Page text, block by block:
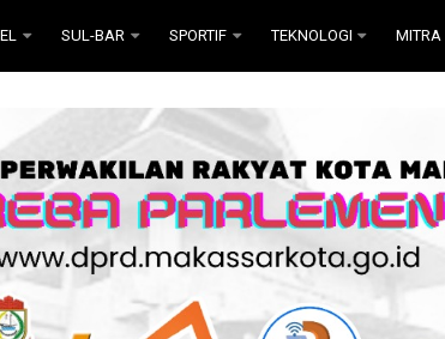
SUL-BAR SPORTIF TEKNOLOGI MITRA